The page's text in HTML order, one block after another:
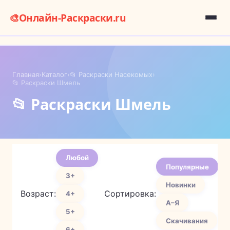
🎨Онлайн-Раскраски.ru
Главная›Каталог›📂 Раскраски Насекомых›
📂 Раскраски Шмель
📂 Раскраски Шмель
Возраст:
Любой
3+
4+
5+
Сортировка:
Популярные
Новинки
А–Я
Скачивания